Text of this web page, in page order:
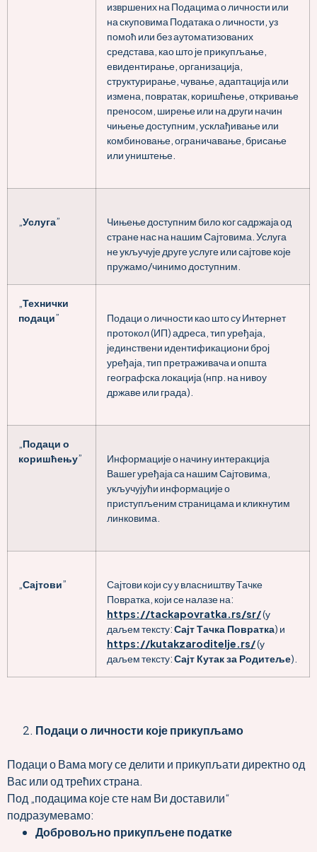
извршених на Подацима о личности или
на скуповима Података о личности, уз
помоћ или без аутоматизованих
средстава, као што је прикупљање,
евидентирање, организација,
структурирање, чување, адаптација или
измена, повратак, коришћење, откривање
преносом, ширење или на други начин
чињење доступним, усклађивање или
комбиновање, ограничавање, брисање
или уништење.
Услуга”
Чињење доступним било ког садржаја од
стране нас на нашим Сајтовима. Услуга
не укључује друге услуге или сајтове које
пружамо/чинимо доступним.
Технички
подаци”
Подаци о личности као што су Интернет
протокол (ИП) адреса, тип уређаја,
јединствени идентификациони број
уређаја, тип претраживача и општа
географска локација (нпр. на нивоу
државе или града).
Подаци о
коришћењу”
Информације о начину интеракција
Вашег уређаја са нашим Сајтовима,
укључујући информације о
приступљеним страницама и кликнутим
линковима.
Сајтови”
Сајтови који су у власништву Тачке
Повратка, који се налазе на:
https://tackapovratka.rs/sr/(у
даљем тексту:Сајт Тачка Повратка) и
https://kutakzaroditelje.rs/(у
даљем тексту:Сајт Кутак за Родитеље).
Подаци о личности које прикупљамо
Подаци о Вама могу се делити и прикупљати директно од
Вас или од трећих страна.
Под „подацима које сте нам Ви доставили“
подразумевамо:
Добровољно прикупљене податке